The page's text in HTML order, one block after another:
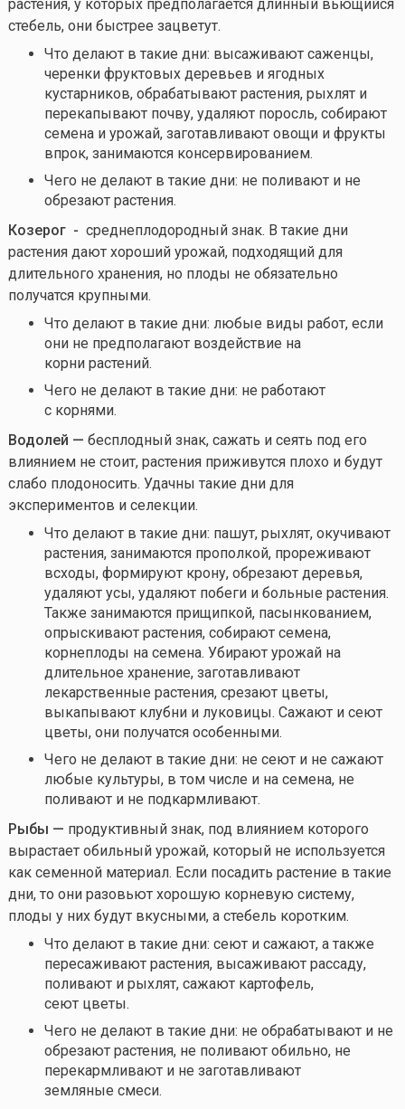
растения, у которых предполагается длинный вьющийся
стебель, они быстрее зацветут.
Что делают в такие дни: высаживают саженцы,
черенки фруктовых деревьев и ягодных
кустарников, обрабатывают растения, рыхлят и
перекапывают почву, удаляют поросль, собирают
семена и урожай, заготавливают овощи и фрукты
впрок, занимаются консервированием.
Чего не делают в такие дни: не поливают и не
обрезают растения.
Козерог - среднеплодородный знак. В такие дни
растения дают хороший урожай, подходящий для
длительного хранения, но плоды не обязательно
получатся крупными.
Что делают в такие дни: любые виды работ, если
они не предполагают воздействие на
корни растений.
Чего не делают в такие дни: не работают
с корнями.
Водолей — бесплодный знак, сажать и сеять под его
влиянием не стоит, растения приживутся плохо и будут
слабо плодоносить. Удачны такие дни для
экспериментов и селекции.
Что делают в такие дни: пашут, рыхлят, окучивают
растения, занимаются прополкой, прореживают
всходы, формируют крону, обрезают деревья,
удаляют усы, удаляют побеги и больные растения.
Также занимаются прищипкой, пасынкованием,
опрыскивают растения, собирают семена,
корнеплоды на семена. Убирают урожай на
длительное хранение, заготавливают
лекарственные растения, срезают цветы,
выкапывают клубни и луковицы. Сажают и сеют
цветы, они получатся особенными.
Чего не делают в такие дни: не сеют и не сажают
любые культуры, в том числе и на семена, не
поливают и не подкармливают.
Рыбы — продуктивный знак, под влиянием которого
вырастает обильный урожай, который не используется
как семенной материал. Если посадить растение в такие
дни, то они разовьют хорошую корневую систему,
плоды у них будут вкусными, а стебель коротким.
Что делают в такие дни: сеют и сажают, а также
пересаживают растения, высаживают рассаду,
поливают и рыхлят, сажают картофель,
сеют цветы.
Чего не делают в такие дни: не обрабатывают и не
обрезают растения, не поливают обильно, не
перекармливают и не заготавливают
земляные смеси.